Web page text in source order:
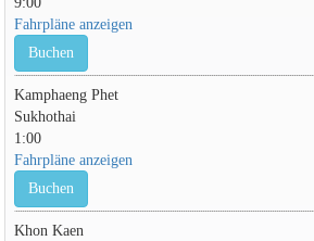
Fahrpläne anzeigen
Buchen
Kamphaeng Phet
Sukhothai
1:00
Fahrpläne anzeigen
Buchen
Khon Kaen